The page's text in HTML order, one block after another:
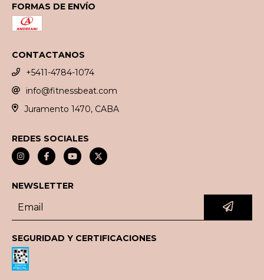
FORMAS DE ENVÍO
CONTACTANOS
+5411-4784-1074
info@fitnessbeat.com
Juramento 1470, CABA
REDES SOCIALES
NEWSLETTER
SEGURIDAD Y CERTIFICACIONES